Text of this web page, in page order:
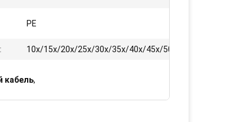
PE
10x/15x/20x/25x/30x/35x/40x/45x/50x/55x/60x
кабель,